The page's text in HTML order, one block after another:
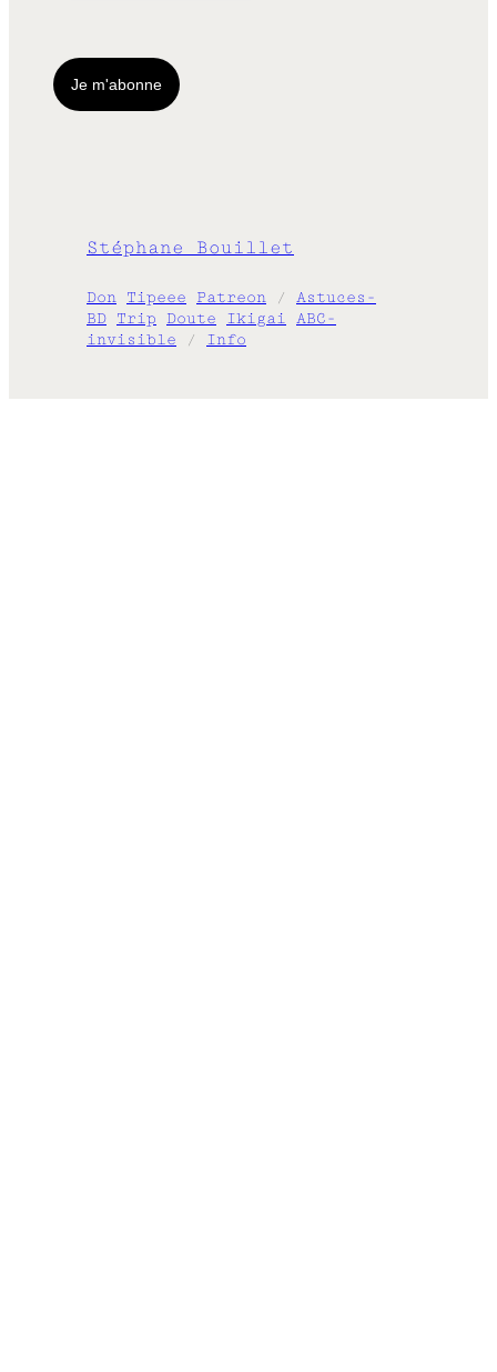
Stéphane Bouillet
Don Tipeee Patreon / Astuces-
BD Trip Doute Ikigai ABC-
invisible / Info